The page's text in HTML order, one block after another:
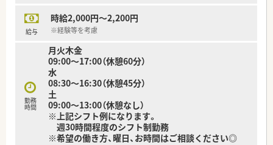
給与
時給2,000円～2,200円
※経験等を考慮
勤務
時間
月火木金
09:00～17:00（休憩60分）
水
08:30～16:30（休憩45分）
土
09:00～13:00（休憩なし）
※上記シフト例になります。
週30時間程度のシフト制勤務
※希望の働き方、曜日、お時間はご相談ください◎